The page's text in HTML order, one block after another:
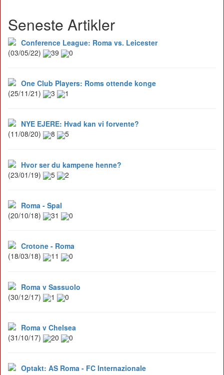
Seneste Artikler
Conference League: Roma vs. Leicester
(03/05/22)
39 0
One Club Players: Roms ottende konge
(25/11/21)
3 1
NYE EJERE: Hvad kan vi forvente?
(11/08/20)
8 5
Hvor ser du kampene henne?
(23/01/19)
5 2
Roma - Spal
(20/10/18)
31 0
Crotone - Roma
(18/03/18)
11 0
Roma v Sassuolo
(30/12/17)
1 0
Roma v Chelsea
(31/10/17)
20 0
Optakt: AS Roma - FC Internazionale